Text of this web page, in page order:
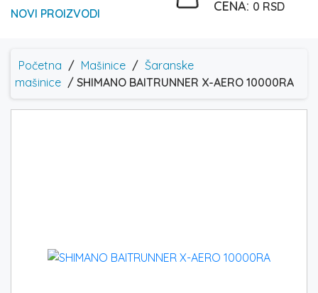
NOVI PROIZVODI
0 RSD
Početna / Mašinice / Šaranske
mašinice / SHIMANO BAITRUNNER X-AERO 10000RA